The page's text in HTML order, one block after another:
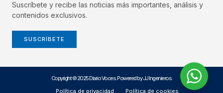
Suscríbete y recibe las noticias más importantes, análisis y
contenidos exclusivos.
SUSCRÍBETE
Copyright © 2025 Diario Voces. Powered by JJ Ingenieros.
Política de privacidad
Política de cookies